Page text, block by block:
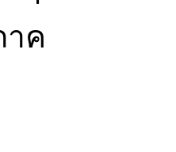
าค